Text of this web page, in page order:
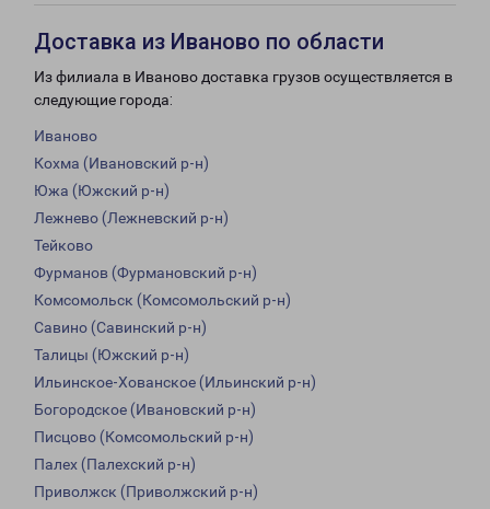
Доставка из Иваново по области
Из филиала в Иваново доставка грузов осуществляется в
следующие города:
Иваново
Кохма (Ивановский р-н)
Южа (Южский р-н)
Лежнево (Лежневский р-н)
Тейково
Фурманов (Фурмановский р-н)
Комсомольск (Комсомольский р-н)
Савино (Савинский р-н)
Талицы (Южский р-н)
Ильинское-Хованское (Ильинский р-н)
Богородское (Ивановский р-н)
Писцово (Комсомольский р-н)
Палех (Палехский р-н)
Приволжск (Приволжский р-н)